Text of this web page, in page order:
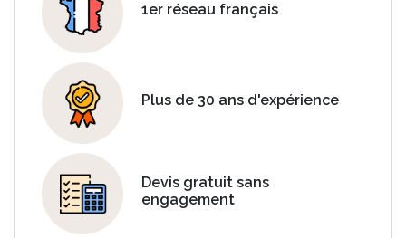
1er réseau français
Plus de 30 ans d'expérience
Devis gratuit sans
engagement